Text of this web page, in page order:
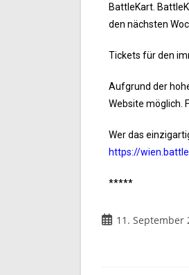
BattleKart.
den nächsten
Tickets für den
Aufgrund der
Website möglich.
Wer das
https://
*****
11. September